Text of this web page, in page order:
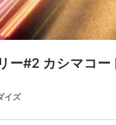
ー#2 カシマコー
イズ